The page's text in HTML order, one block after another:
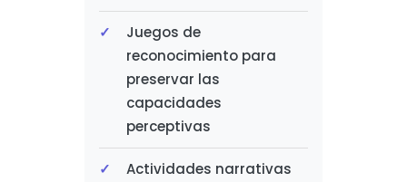
Juegos de
reconocimiento para
preservar las
capacidades
perceptivas
Actividades narrativas